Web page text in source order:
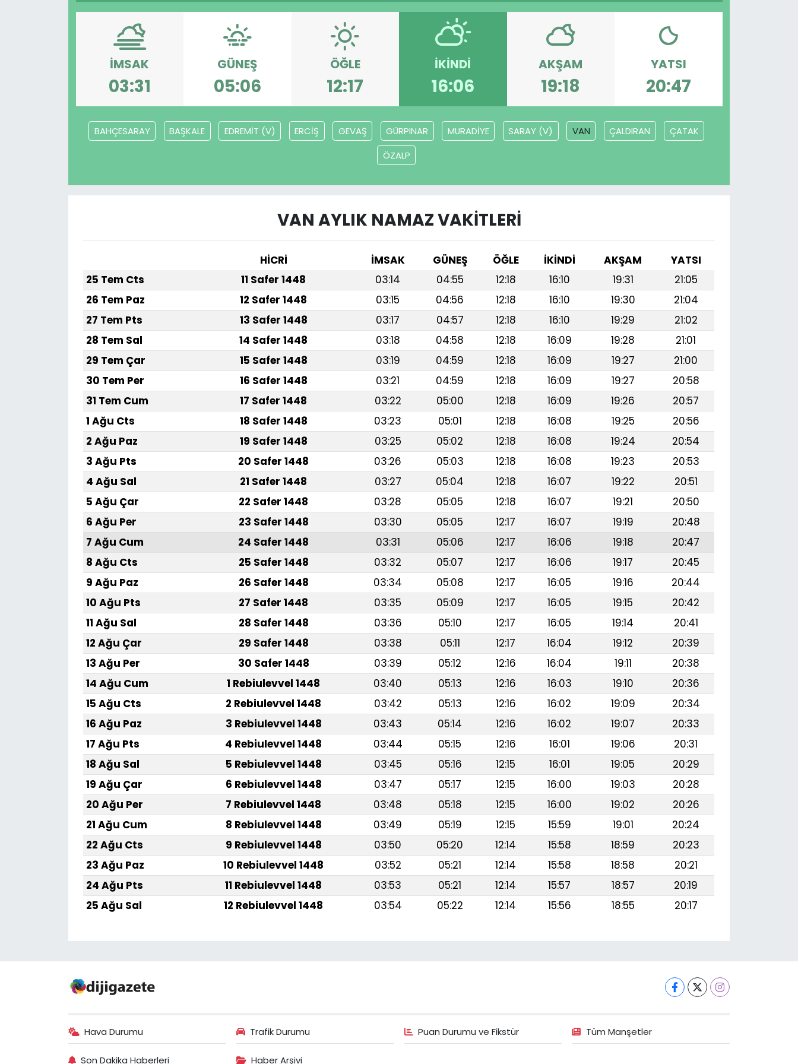
İMSAK
03:31
GÜNEŞ
05:06
ÖĞLE
12:17
İKINDI
16:06
AKŞAM
19:18
YATSI
20:47
BAHÇESARAY BAŞKALE EDREMİT (V) ERCİŞ GEVAŞ GÜRPINAR MURADİYE SARAY (V) VAN ÇALDIRAN
ÇATAK
ÖZALP
VAN AYLIK NAMAZ VAKITLERI
HİCRİ İMSAK GÜNEŞ ÖĞLE İKINDI AKŞAM
YATSI
25 Tem Cts
11 Safer 1448 03:14 04:55 12:18 16:10 19:31
21:05
26 Tem Paz
12 Safer 1448 03:15 04:56 12:18 16:10 19:30
21:04
27 Tem Pts
13 Safer 1448 03:17 04:57 12:18 16:10 19:29
21:02
28 Tem Sal
14 Safer 1448 03:18 04:58 12:18 16:09 19:28
21:01
29 Tem Çar
15 Safer 1448 03:19 04:59 12:18 16:09 19:27
21:00
30 Tem Per
16 Safer 1448 03:21 04:59 12:18 16:09 19:27
20:58
31 Tem Cum
17 Safer 1448 03:22 05:00 12:18 16:09 19:26
20:57
1 Ağu Cts
18 Safer 1448 03:23 05:01 12:18 16:08 19:25
20:56
2 Ağu Paz
19 Safer 1448 03:25 05:02 12:18 16:08 19:24
20:54
3 Ağu Pts
20 Safer 1448 03:26 05:03 12:18 16:08 19:23
20:53
4 Ağu Sal
21 Safer 1448 03:27 05:04 12:18 16:07 19:22
20:51
5 Ağu Çar
22 Safer 1448 03:28 05:05 12:18 16:07 19:21
20:50
6 Ağu Per
23 Safer 1448 03:30 05:05 12:17 16:07 19:19
20:48
7 Ağu Cum
24 Safer 1448 03:31 05:06 12:17 16:06 19:18
20:47
8 Ağu Cts
25 Safer 1448 03:32 05:07 12:17 16:06 19:17
20:45
9 Ağu Paz
26 Safer 1448 03:34 05:08 12:17 16:05 19:16
20:44
10 Ağu Pts
27 Safer 1448 03:35 05:09 12:17 16:05 19:15
20:42
11 Ağu Sal
28 Safer 1448 03:36 05:10 12:17 16:05 19:14
20:41
12 Ağu Çar
29 Safer 1448 03:38 05:11 12:17 16:04 19:12
20:39
13 Ağu Per
30 Safer 1448 03:39 05:12 12:16 16:04 19:11
20:38
14 Ağu Cum
1 Rebiulevvel 1448 03:40 05:13 12:16 16:03 19:10
20:36
15 Ağu Cts
2 Rebiulevvel 1448 03:42 05:13 12:16 16:02 19:09
20:34
16 Ağu Paz
3 Rebiulevvel 1448 03:43 05:14 12:16 16:02 19:07
20:33
17 Ağu Pts
4 Rebiulevvel 1448 03:44 05:15 12:16 16:01 19:06
20:31
18 Ağu Sal
5 Rebiulevvel 1448 03:45 05:16 12:15 16:01 19:05
20:29
19 Ağu Çar
6 Rebiulevvel 1448 03:47 05:17 12:15 16:00 19:03
20:28
20 Ağu Per
7 Rebiulevvel 1448 03:48 05:18 12:15 16:00 19:02
20:26
21 Ağu Cum
8 Rebiulevvel 1448 03:49 05:19 12:15 15:59 19:01
20:24
22 Ağu Cts
9 Rebiulevvel 1448 03:50 05:20 12:14 15:58 18:59
20:23
23 Ağu Paz
10 Rebiulevvel 1448 03:52 05:21 12:14 15:58 18:58
20:21
24 Ağu Pts
11 Rebiulevvel 1448 03:53 05:21 12:14 15:57 18:57
20:19
25 Ağu Sal
12 Rebiulevvel 1448 03:54 05:22 12:14 15:56 18:55 20:17
Hava Durumu Trafik Durumu Puan Durumu ve Fikstür Tüm Manşetler
Son Dakika Haberleri Haber Arşivi
KKTC YEREL SEÇİM 2018
Video Galeri